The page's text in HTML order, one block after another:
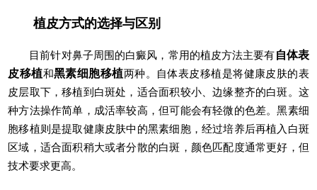
植皮方式的选择与区别
目前针对鼻子周围的白癜风，常用的植皮方法主要有自体表
皮移植和黑素细胞移植两种。自体表皮移植是将健康皮肤的表
皮层取下，移植到白斑处，适合面积较小、边缘整齐的白斑。这
种方法操作简单，成活率较高，但可能会有轻微的色差。黑素细
胞移植则是提取健康皮肤中的黑素细胞，经过培养后再植入白斑
区域，适合面积稍大或者分散的白斑，颜色匹配度通常更好，但
技术要求更高。